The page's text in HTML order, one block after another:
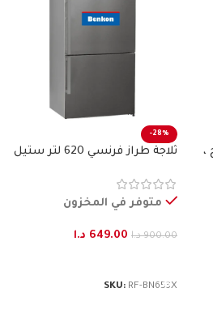
،
-28%
ثلاجة طراز فرنسي 620 لتر ستيل
متوفر في المخزون
900.00 د.ا 649.00 د.ا
SKU: RF-BN653X